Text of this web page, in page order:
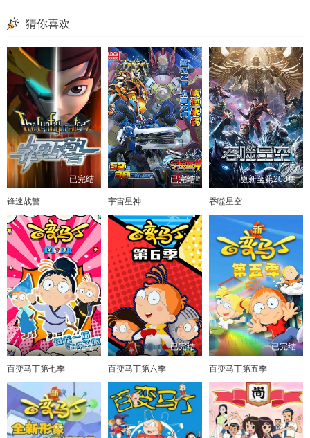
猜你喜欢
已完结
锋速战警
已完结
宇宙星神
更新至第208集
吞噬星空
已完结
百变马丁第七季
已完结
百变马丁第六季
已完结
百变马丁第五季